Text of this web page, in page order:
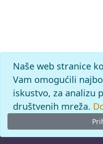
Naše web stranice
Vam omogućili
iskustvo, za analizu
društvenih mreža.
© 2026Leksikografski